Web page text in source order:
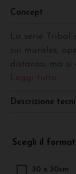
Concept
La serie Tribal
sui murales,
distanza, ma
Leggi tutto
Descrizione
Scegli il
30 x 30cm